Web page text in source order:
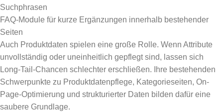
Suchphrasen
FAQ-Module für kurze Ergänzungen innerhalb bestehender
Seiten
Auch Produktdaten spielen eine große Rolle. Wenn Attribute
unvollständig oder uneinheitlich gepflegt sind, lassen sich
Long-Tail-Chancen schlechter erschließen. Ihre bestehenden
Schwerpunkte zu Produktdatenpflege, Kategorieseiten, On-
Page-Optimierung und strukturierter Daten bilden dafür eine
saubere Grundlage.